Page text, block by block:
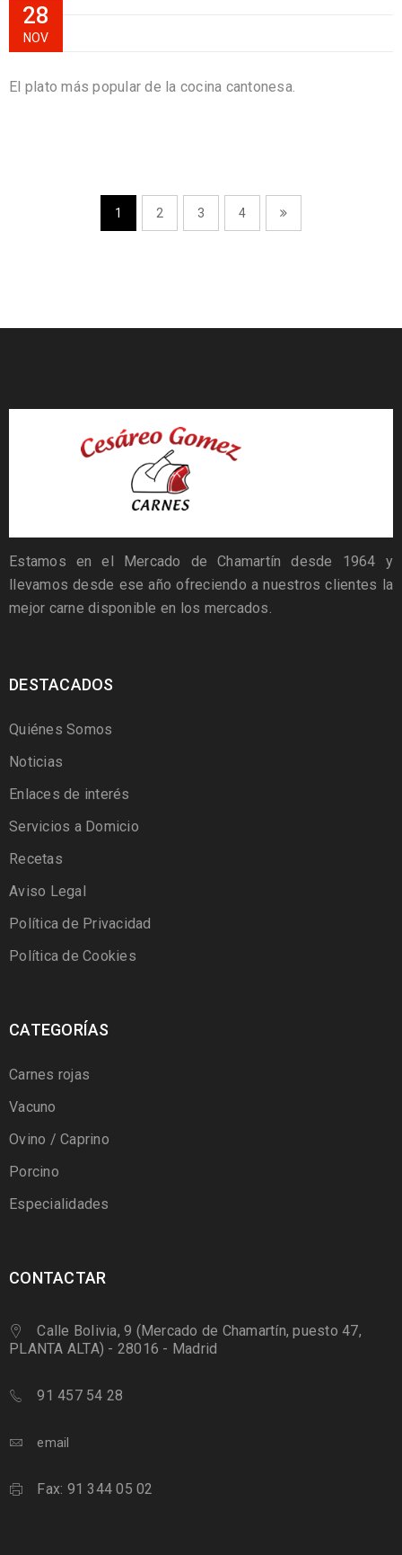
28
NOV
El plato más popular de la cocina cantonesa.
1 2 3 4
Estamos en el Mercado de Chamartín desde 1964 y
llevamos desde ese año ofreciendo a nuestros clientes la
mejor carne disponible en los mercados.
DESTACADOS
Quiénes Somos
Noticias
Enlaces de interés
Servicios a Domicio
Recetas
Aviso Legal
Política de Privacidad
Política de Cookies
CATEGORÍAS
Carnes rojas
Vacuno
Ovino / Caprino
Porcino
Especialidades
CONTACTAR
Calle Bolivia, 9 (Mercado de Chamartín, puesto 47,
PLANTA ALTA) - 28016 - Madrid
91 457 54 28
email
Fax: 91 344 05 02